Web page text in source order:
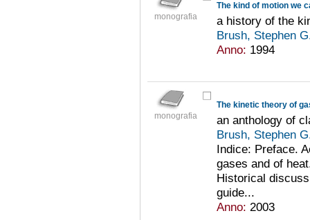
monografia
The kind of motion we
a history of the
Brush, Stephen
Anno: 1994
monografia
The kinetic theory of
an anthology of
Brush, Stephen
Indice: Preface.
gases and of
Historical
guide...
Anno: 2003